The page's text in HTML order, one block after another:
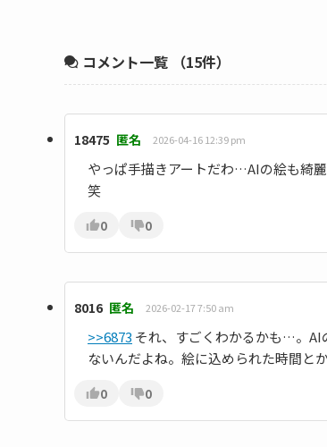
コメント一覧 （15件）
18475 匿名 2026-04-16 12:39 pm
やっぱ手描きアートだわ…AIの絵も綺
笑
0 0
8016 匿名 2026-02-17 7:50 am
>>6873 それ、すごくわかるかも…。AI
ないんだよね。絵に込められた時間と
0 0